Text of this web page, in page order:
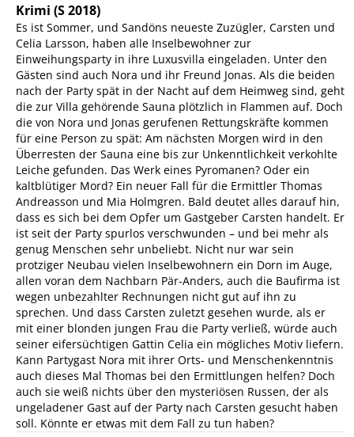
Krimi (S 2018)
Es ist Sommer, und Sandöns neueste Zuzügler, Carsten und
Celia Larsson, haben alle Inselbewohner zur
Einweihungsparty in ihre Luxusvilla eingeladen. Unter den
Gästen sind auch Nora und ihr Freund Jonas. Als die beiden
nach der Party spät in der Nacht auf dem Heimweg sind, geht
die zur Villa gehörende Sauna plötzlich in Flammen auf. Doch
die von Nora und Jonas gerufenen Rettungskräfte kommen
für eine Person zu spät: Am nächsten Morgen wird in den
Überresten der Sauna eine bis zur Unkenntlichkeit verkohlte
Leiche gefunden. Das Werk eines Pyromanen? Oder ein
kaltblütiger Mord? Ein neuer Fall für die Ermittler Thomas
Andreasson und Mia Holmgren. Bald deutet alles darauf hin,
dass es sich bei dem Opfer um Gastgeber Carsten handelt. Er
ist seit der Party spurlos verschwunden – und bei mehr als
genug Menschen sehr unbeliebt. Nicht nur war sein
protziger Neubau vielen Inselbewohnern ein Dorn im Auge,
allen voran dem Nachbarn Pär-Anders, auch die Baufirma ist
wegen unbezahlter Rechnungen nicht gut auf ihn zu
sprechen. Und dass Carsten zuletzt gesehen wurde, als er
mit einer blonden jungen Frau die Party verließ, würde auch
seiner eifersüchtigen Gattin Celia ein mögliches Motiv liefern.
Kann Partygast Nora mit ihrer Orts- und Menschenkenntnis
auch dieses Mal Thomas bei den Ermittlungen helfen? Doch
auch sie weiß nichts über den mysteriösen Russen, der als
ungeladener Gast auf der Party nach Carsten gesucht haben
soll. Könnte er etwas mit dem Fall zu tun haben?